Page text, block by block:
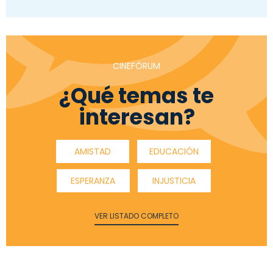
CINEFÓRUM
¿Qué temas te
interesan?
AMISTAD EDUCACIÓN
ESPERANZA INJUSTICIA
VER LISTADO COMPLETO